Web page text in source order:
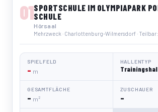
01SPORTSCHULE IM OLYMPIAPARK
SCHULE
Hörsaal
Mehrzweck · Charlottenburg-Wilmersdorf ·
SPIELFELD
– m
HALLENTYP
GESAMTFLÄCHE
– m²
ZUSCHAUER
–